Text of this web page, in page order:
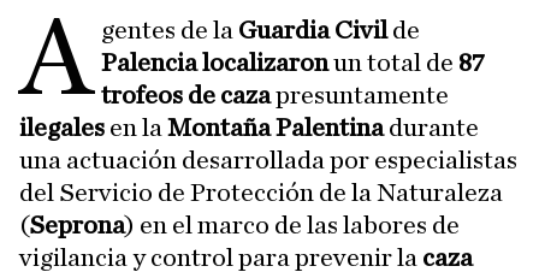
A gentes de la Guardia Civilde
Palencia localizaronun total de 87
trofeos de cazapresuntamente
ilegales en la Montaña Palentinadurante
una actuación desarrollada por especialistas
del Servicio de Protección de la Naturaleza
(Seprona) en el marco de las labores de
vigilancia y control para prevenir la caza